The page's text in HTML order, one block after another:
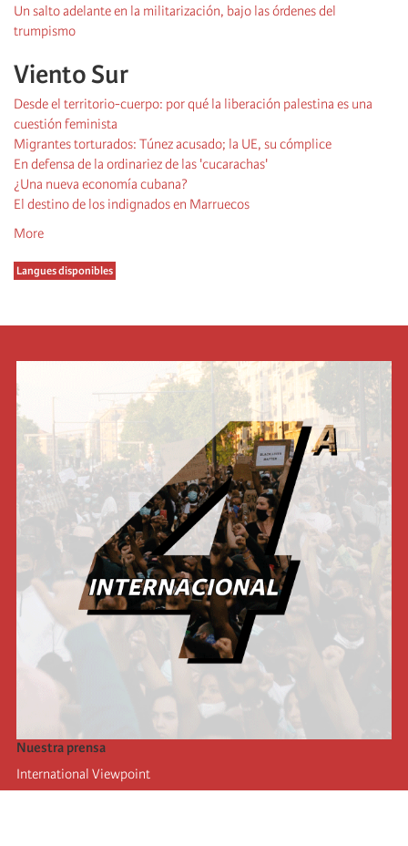
Un salto adelante en la militarización, bajo las órdenes del
trumpismo
Viento Sur
Desde el territorio-cuerpo: por qué la liberación palestina es una
cuestión feminista
Migrantes torturados: Túnez acusado; la UE, su cómplice
En defensa de la ordinariez de las 'cucarachas'
¿Una nueva economía cubana?
El destino de los indignados en Marruecos
More
Langues disponibles
Nuestra prensa
International Viewpoint